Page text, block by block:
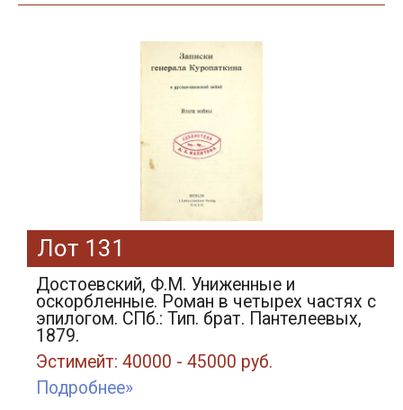
Лот 131
Достоевский, Ф.М. Униженные и
оскорбленные. Роман в четырех частях с
эпилогом. СПб.: Тип. брат. Пантелеевых,
1879.
Эстимейт: 40000 - 45000 руб.
Подробнее»